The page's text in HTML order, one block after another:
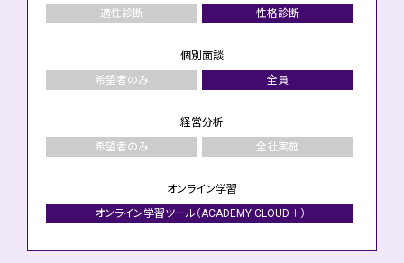
適性診断
性格診断
個別面談
希望者のみ
全員
経営分析
希望者のみ
全社実施
オンライン学習
オンライン学習ツール（ACADEMY CLOUD＋）